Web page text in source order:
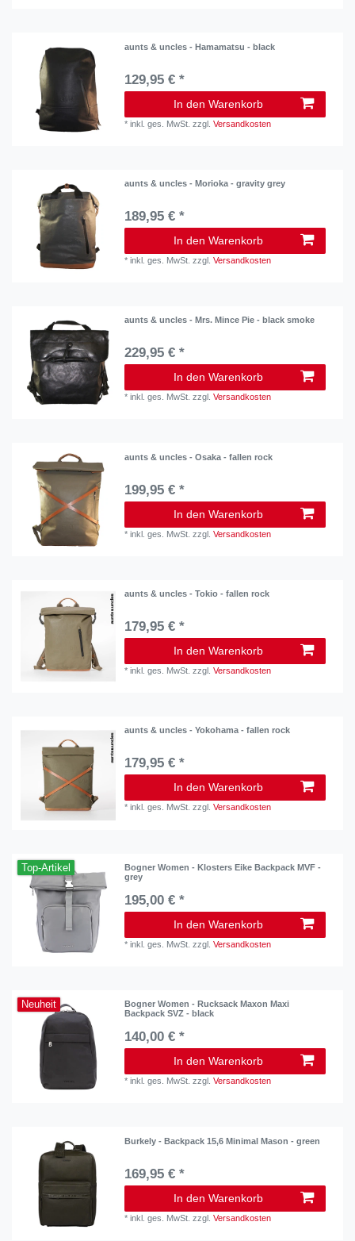
aunts & uncles - Hamamatsu - black
129,95 € *
In den Warenkorb
*inkl. ges. MwSt. zzgl.Versandkosten
aunts & uncles - Morioka - gravity grey
189,95 € *
In den Warenkorb
*inkl. ges. MwSt. zzgl.Versandkosten
aunts & uncles - Mrs. Mince Pie - black smoke
229,95 € *
In den Warenkorb
*inkl. ges. MwSt. zzgl.Versandkosten
aunts & uncles - Osaka - fallen rock
199,95 € *
In den Warenkorb
*inkl. ges. MwSt. zzgl.Versandkosten
aunts & uncles - Tokio - fallen rock
179,95 € *
In den Warenkorb
*inkl. ges. MwSt. zzgl.Versandkosten
aunts & uncles - Yokohama - fallen rock
179,95 € *
In den Warenkorb
*inkl. ges. MwSt. zzgl.Versandkosten
Top-Artikel
Bogner Women - Klosters Eike Backpack MVF -
grey
195,00 € *
In den Warenkorb
*inkl. ges. MwSt. zzgl.Versandkosten
Neuheit
Bogner Women - Rucksack Maxon Maxi
Backpack SVZ - black
140,00 € *
In den Warenkorb
*inkl. ges. MwSt. zzgl.Versandkosten
Burkely - Backpack 15,6 Minimal Mason - green
169,95 € *
In den Warenkorb
*inkl. ges. MwSt. zzgl.Versandkosten